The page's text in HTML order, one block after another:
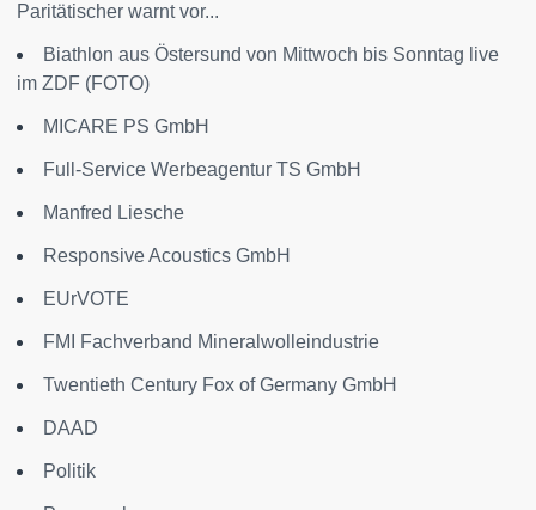
Paritätischer warnt vor...
Biathlon aus Östersund von Mittwoch bis Sonntag live
im ZDF (FOTO)
MICARE PS GmbH
Full-Service Werbeagentur TS GmbH
Manfred Liesche
Responsive Acoustics GmbH
EUrVOTE
FMI Fachverband Mineralwolleindustrie
Twentieth Century Fox of Germany GmbH
DAAD
Politik